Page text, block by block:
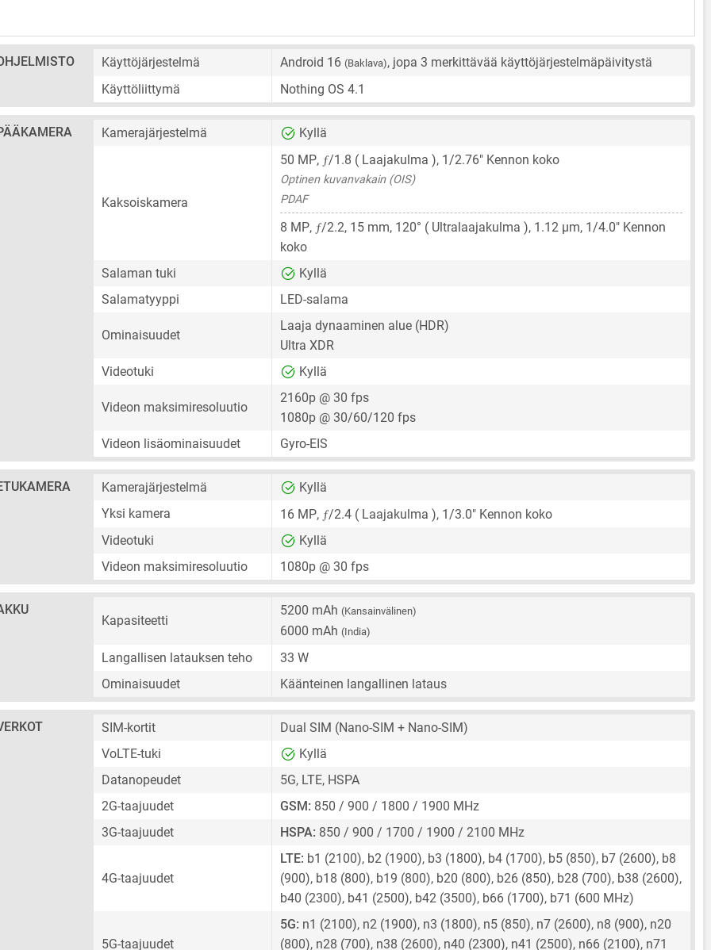
Käyttöjärjestelmä Android 16 (Baklava), jopa 3 merkittävää käyttöjärjestelmäpäivitystä
Käyttöliittymä
Nothing OS 4.1
Kamerajärjestelmä Kyllä
Kaksoiskamera
50 MP, ƒ/1.8 ( Laajakulma ), 1/2.76" Kennon koko
Optinen kuvanvakain (OIS)
PDAF
8 MP, ƒ/2.2, 15 mm, 120° ( Ultralaajakulma ), 1.12 μm, 1/4.0" Kennon
koko
Salaman tuki
Kyllä
Salamatyyppi
LED-salama
Ominaisuudet
Laaja dynaaminen alue (HDR)
Ultra XDR
Videotuki
Kyllä
Videon maksimiresoluutio
2160p @ 30 fps
1080p @ 30/60/120 fps
Videon lisäominaisuudet
Gyro-EIS
Kamerajärjestelmä
Kyllä
Yksi kamera
16 MP, ƒ/2.4 ( Laajakulma ), 1/3.0" Kennon koko
Videotuki
Kyllä
Videon maksimiresoluutio
1080p @ 30 fps
Kapasiteetti
5200 mAh (Kansainvälinen)
6000 mAh (India)
Langallisen latauksen teho
33 W
Ominaisuudet
Käänteinen langallinen lataus
SIM-kortit Dual SIM (Nano-SIM + Nano-SIM)
VoLTE-tuki
Kyllä
Datanopeudet
5G, LTE, HSPA
2G-taajuudet
GSM: 850 / 900 / 1800 / 1900 MHz
3G-taajuudet
HSPA: 850 / 900 / 1700 / 1900 / 2100 MHz
4G-taajuudet
LTE: b1 (2100), b2 (1900), b3 (1800), b4 (1700), b5 (850), b7 (2600), b8
(900), b18 (800), b19 (800), b20 (800), b26 (850), b28 (700), b38 (2600),
b40 (2300), b41 (2500), b42 (3500), b66 (1700), b71 (600 MHz)
5G-taajuudet
5G: n1 (2100), n2 (1900), n3 (1800), n5 (850), n7 (2600), n8 (900), n20
(800), n28 (700), n38 (2600), n40 (2300), n41 (2500), n66 (2100), n71